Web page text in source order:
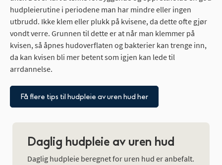
hudpleierutine i periodene man har mindre eller ingen
utbrudd. Ikke klem eller plukk på kvisene, da dette ofte gjør
vondt verre. Grunnen til dette er at når man klemmer på
kvisen, så åpnes hudoverflaten og bakterier kan trenge inn,
da kan kvisen bli mer betent som igjen kan lede til
arrdannelse.
Få flere tips til hudpleie av uren hud her
Daglig hudpleie av uren hud
Daglig hudpleie beregnet for uren hud er anbefalt.